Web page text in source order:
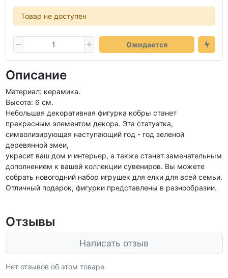
Товар не доступен
Ожидается
Описание
Материал: керамика.
Высота: 6 см.
Небольшая декоративная фигурка кобры станет
прекрасным элементом декора. Эта статуэтка,
символизирующая наступающий год - год зеленой
деревянной змеи,
украсит ваш дом и интерьер, а также станет замечательным
дополнением к вашей коллекции сувениров. Вы можете
собрать новогодний набор игрушек для елки для всей семьи.
Отличный подарок, фигурки представлены в разнообразии.
Отзывы
Написать отзыв
Нет отзывов об этом товаре.